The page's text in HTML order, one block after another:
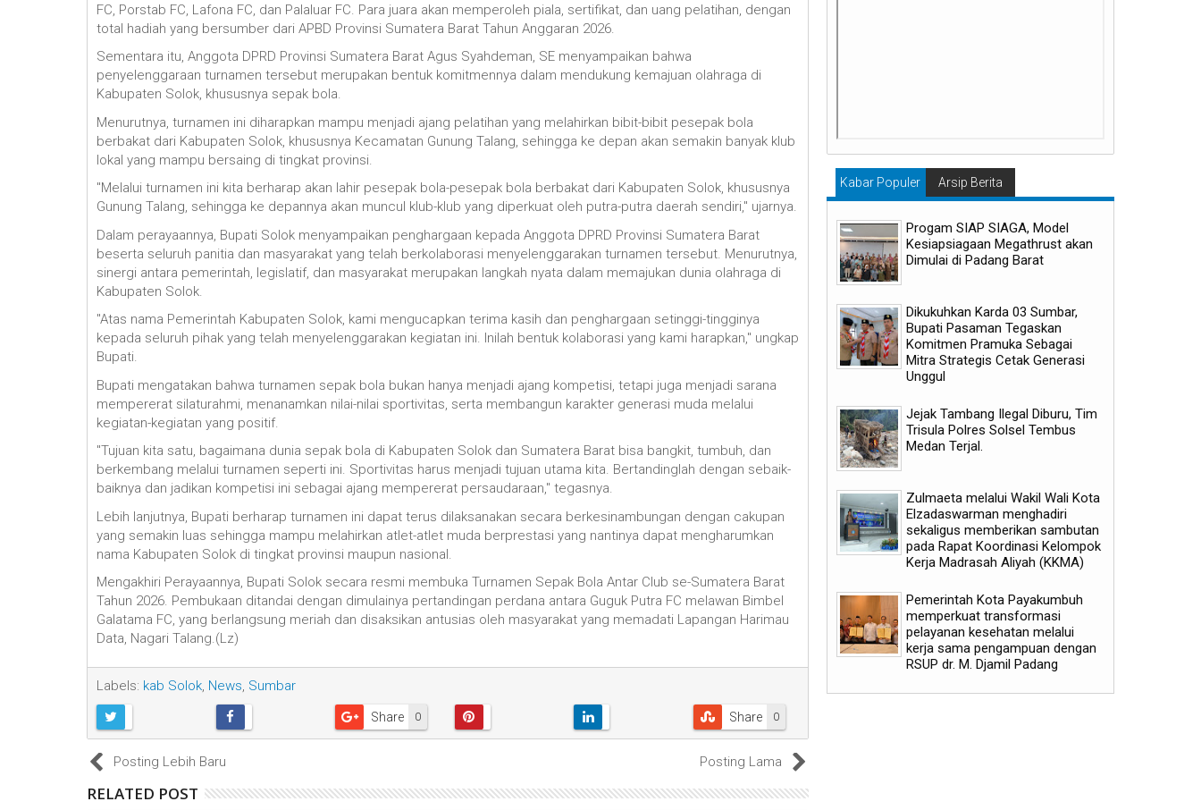
FC, Porstab FC, Lafona FC, dan Palaluar FC. Para juara akan memperoleh piala, sertifikat, dan uang pelatihan, dengan
total hadiah yang bersumber dari APBD Provinsi Sumatera Barat Tahun Anggaran 2026.
‎Sementara itu, Anggota DPRD Provinsi Sumatera Barat Agus Syahdeman, SE menyampaikan bahwa
penyelenggaraan turnamen tersebut merupakan bentuk komitmennya dalam mendukung kemajuan olahraga di
Kabupaten Solok, khususnya sepak bola.
‎Menurutnya, turnamen ini diharapkan mampu menjadi ajang pelatihan yang melahirkan bibit-bibit pesepak bola
berbakat dari Kabupaten Solok, khususnya Kecamatan Gunung Talang, sehingga ke depan akan semakin banyak klub
lokal yang mampu bersaing di tingkat provinsi.
‎"Melalui turnamen ini kita berharap akan lahir pesepak bola-pesepak bola berbakat dari Kabupaten Solok, khususnya
Gunung Talang, sehingga ke depannya akan muncul klub-klub yang diperkuat oleh putra-putra daerah sendiri," ujarnya.
‎Dalam perayaannya, Bupati Solok menyampaikan penghargaan kepada Anggota DPRD Provinsi Sumatera Barat
beserta seluruh panitia dan masyarakat yang telah berkolaborasi menyelenggarakan turnamen tersebut. Menurutnya,
sinergi antara pemerintah, legislatif, dan masyarakat merupakan langkah nyata dalam memajukan dunia olahraga di
Kabupaten Solok.
‎"Atas nama Pemerintah Kabupaten Solok, kami mengucapkan terima kasih dan penghargaan setinggi-tingginya
kepada seluruh pihak yang telah menyelenggarakan kegiatan ini. Inilah bentuk kolaborasi yang kami harapkan," ungkap
Bupati.
‎Bupati mengatakan bahwa turnamen sepak bola bukan hanya menjadi ajang kompetisi, tetapi juga menjadi sarana
mempererat silaturahmi, menanamkan nilai-nilai sportivitas, serta membangun karakter generasi muda melalui
kegiatan-kegiatan yang positif.
‎"Tujuan kita satu, bagaimana dunia sepak bola di Kabupaten Solok dan Sumatera Barat bisa bangkit, tumbuh, dan
berkembang melalui turnamen seperti ini. Sportivitas harus menjadi tujuan utama kita. Bertandinglah dengan sebaik-
baiknya dan jadikan kompetisi ini sebagai ajang mempererat persaudaraan," tegasnya.
‎Lebih lanjutnya, Bupati berharap turnamen ini dapat terus dilaksanakan secara berkesinambungan dengan cakupan
yang semakin luas sehingga mampu melahirkan atlet-atlet muda berprestasi yang nantinya dapat mengharumkan
nama Kabupaten Solok di tingkat provinsi maupun nasional.
‎Mengakhiri Perayaannya, Bupati Solok secara resmi membuka Turnamen Sepak Bola Antar Club se-Sumatera Barat
Tahun 2026. Pembukaan ditandai dengan dimulainya pertandingan perdana antara Guguk Putra FC melawan Bimbel
Galatama FC, yang berlangsung meriah dan disaksikan antusias oleh masyarakat yang memadati Lapangan Harimau
Data, Nagari Talang.(Lz)
Labels: kab Solok, News, Sumbar
0
Share 0
Share
Posting Lebih Baru Posting Lama
RELATED POST
Kabar Populer Arsip Berita
Progam SIAP SIAGA, Model
Kesiapsiagaan Megathrust akan
Dimulai di Padang Barat
Dikukuhkan Karda 03 Sumbar,
Bupati Pasaman Tegaskan
Komitmen Pramuka Sebagai
Mitra Strategis Cetak Generasi
Unggul
Jejak Tambang Ilegal Diburu, Tim
Trisula Polres Solsel Tembus
Medan Terjal.
Zulmaeta melalui Wakil Wali Kota
Elzadaswarman menghadiri
sekaligus memberikan sambutan
pada Rapat Koordinasi Kelompok
Kerja Madrasah Aliyah (KKMA)
Pemerintah Kota Payakumbuh
memperkuat transformasi
pelayanan kesehatan melalui
kerja sama pengampuan dengan
RSUP dr. M. Djamil Padang